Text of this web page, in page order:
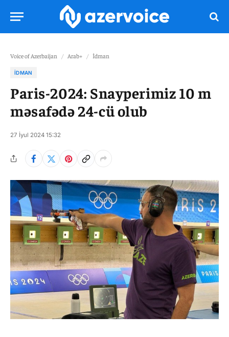
Voice of Azerbaijan / Arab+ / İdman
İDMAN
Paris-2024: Snayperimiz 10 m
məsafədə 24-cü olub
27 İyul 2024 15:32